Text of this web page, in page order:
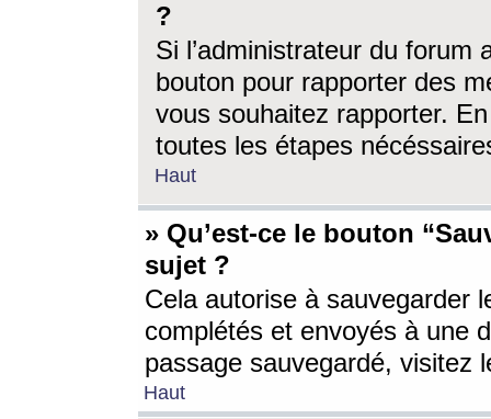
?
Si l’administrateur du forum
bouton pour rapporter des
vous souhaitez rapporter.
toutes les étapes
Haut
» Qu’est-ce le bouton
sujet ?
Cela autorise à sauvegarder
complétés et envoyés à une
passage sauvegardé, visitez
Haut